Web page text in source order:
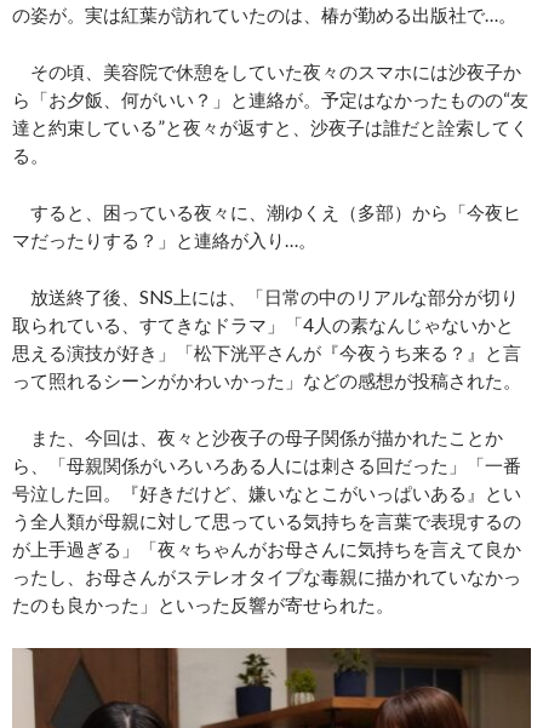
の姿が。実は紅葉が訪れていたのは、椿が勤める出版社で…。
その頃、美容院で休憩をしていた夜々のスマホには沙夜子か
ら「お夕飯、何がいい？」と連絡が。予定はなかったものの“友
達と約束している”と夜々が返すと、沙夜子は誰だと詮索してく
る。
すると、困っている夜々に、潮ゆくえ（多部）から「今夜ヒ
マだったりする？」と連絡が入り…。
放送終了後、SNS上には、「日常の中のリアルな部分が切り
取られている、すてきなドラマ」「4人の素なんじゃないかと
思える演技が好き」「松下洸平さんが『今夜うち来る？』と言
って照れるシーンがかわいかった」などの感想が投稿された。
また、今回は、夜々と沙夜子の母子関係が描かれたことか
ら、「母親関係がいろいろある人には刺さる回だった」「一番
号泣した回。『好きだけど、嫌いなとこがいっぱいある』とい
う全人類が母親に対して思っている気持ちを言葉で表現するの
が上手過ぎる」「夜々ちゃんがお母さんに気持ちを言えて良か
ったし、お母さんがステレオタイプな毒親に描かれていなかっ
たのも良かった」といった反響が寄せられた。